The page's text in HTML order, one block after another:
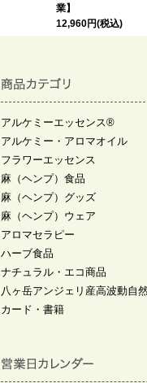
業】
12,960円(税込)
アルケミーエッセンス®
アルケミー・アロマオイル
フラワーエッセンス
麻（ヘンプ）食品
麻（ヘンプ）グッズ
麻（ヘンプ）ウェア
アロマセラピー
ハーブ食品
ナチュラル・エコ商品
八ヶ岳アンジェリ産高波動自
カード・書籍